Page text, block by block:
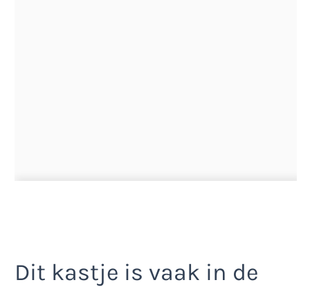
Dit kastje is vaak in de